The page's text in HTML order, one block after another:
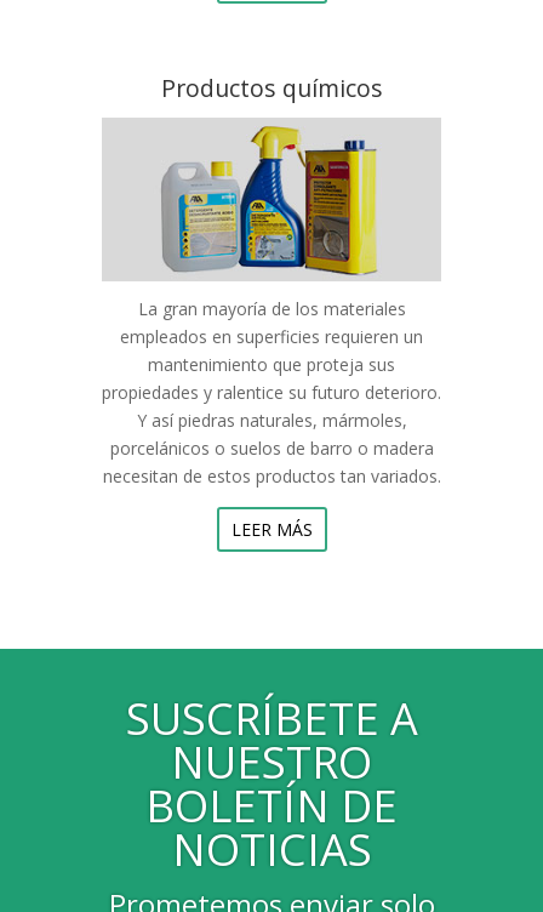
Productos químicos
La gran mayoría de los materiales
empleados en superficies requieren un
mantenimiento que proteja sus
propiedades y ralentice su futuro deterioro.
Y así piedras naturales, mármoles,
porcelánicos o suelos de barro o madera
necesitan de estos productos tan variados.
LEER MÁS
SUSCRÍBETE A
NUESTRO
BOLETÍN DE
NOTICIAS
Prometemos enviar solo